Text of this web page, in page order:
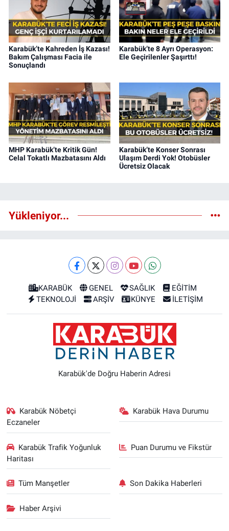
Karabük’te Kahreden İş Kazası!
Bakım Çalışması Facia ile
Sonuçlandı
Karabük’te 8 Ayrı Operasyon:
Ele Geçirilenler Şaşırttı!
MHP Karabük’te Kritik Gün!
Celal Tokatlı Mazbatasını Aldı
Karabük’te Konser Sonrası
Ulaşım Derdi Yok! Otobüsler
Ücretsiz Olacak
Yükleniyor...
KARABÜK GENEL SAĞLIK
EĞİTİM
TEKNOLOJİ
ARŞİV KÜNYE İLETİŞİM
Karabük'de Doğru Haberin Adresi
Karabük Nöbetçi
Eczaneler
Karabük Hava Durumu
Karabük Trafik Yoğunluk
Haritası
Puan Durumu ve Fikstür
Tüm Manşetler Son Dakika Haberleri
Haber Arşivi